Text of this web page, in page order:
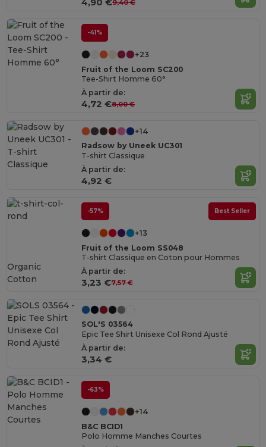
9,40 €
-41%
+23
Fruit of the Loom SC200
Tee-Shirt Homme 60°
À partir de:
4,72 €8,00 €
+14
Radsow by Uneek UC301
T-shirt Classique
À partir de:
4,92 €
-57% Best Seller
+13
Fruit of the Loom SS048
T-shirt Classique en Coton pour Hommes
À partir de:
3,23 €7,57 €
Organic
Cotton
SOL'S 03564
Epic Tee Shirt Unisexe Col Rond Ajusté
À partir de:
3,34 €
-63%
+14
B&C BCID1
Polo Homme Manches Courtes